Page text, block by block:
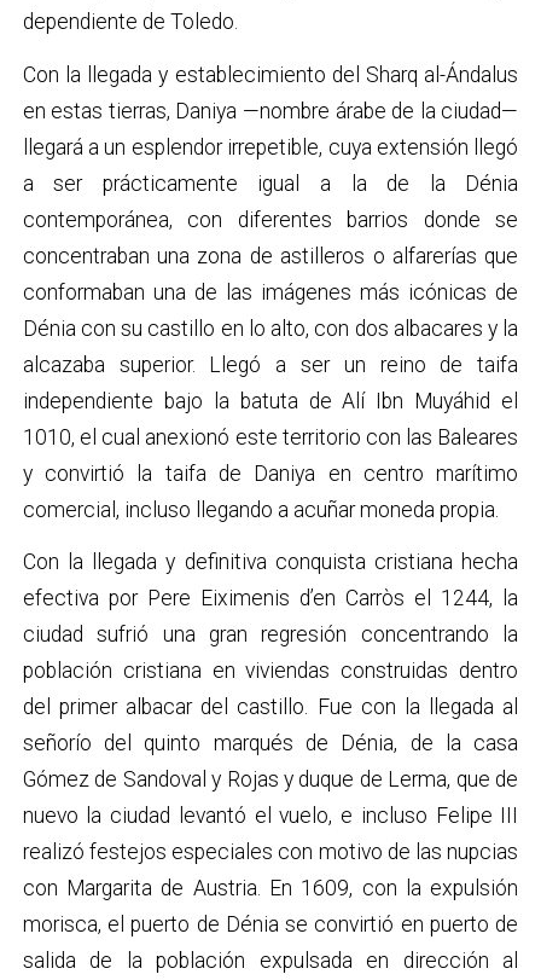
dependiente de Toledo.
Con la llegada y establecimiento del Sharq al-Ándalus
en estas tierras, Daniya —nombre árabe de la ciudad—
llegará a un esplendor irrepetible, cuya extensión llegó
a ser prácticamente igual a la de la Dénia
contemporánea, con diferentes barrios donde se
concentraban una zona de astilleros o alfarerías que
conformaban una de las imágenes más icónicas de
Dénia con su castillo en lo alto, con dos albacares y la
alcazaba superior. Llegó a ser un reino de taifa
independiente bajo la batuta de Alí Ibn Muyáhid el
1010, el cual anexionó este territorio con las Baleares
y convirtió la taifa de Daniya en centro marítimo
comercial, incluso llegando a acuñar moneda propia.
Con la llegada y definitiva conquista cristiana hecha
efectiva por Pere Eiximenis d’en Carròs el 1244, la
ciudad sufrió una gran regresión concentrando la
población cristiana en viviendas construidas dentro
del primer albacar del castillo. Fue con la llegada al
señorío del quinto marqués de Dénia, de la casa
Gómez de Sandoval y Rojas y duque de Lerma, que de
nuevo la ciudad levantó el vuelo, e incluso Felipe III
realizó festejos especiales con motivo de las nupcias
con Margarita de Austria. En 1609, con la expulsión
morisca, el puerto de Dénia se convirtió en puerto de
salida de la población expulsada en dirección al